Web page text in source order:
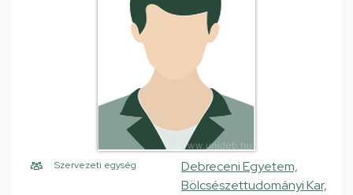
Szervezeti egység
Debreceni Egyetem,
Bölcsészettudományi Kar,